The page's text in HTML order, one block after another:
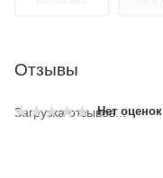
Отзывы
Нет оценок
Загрузка отзывов...